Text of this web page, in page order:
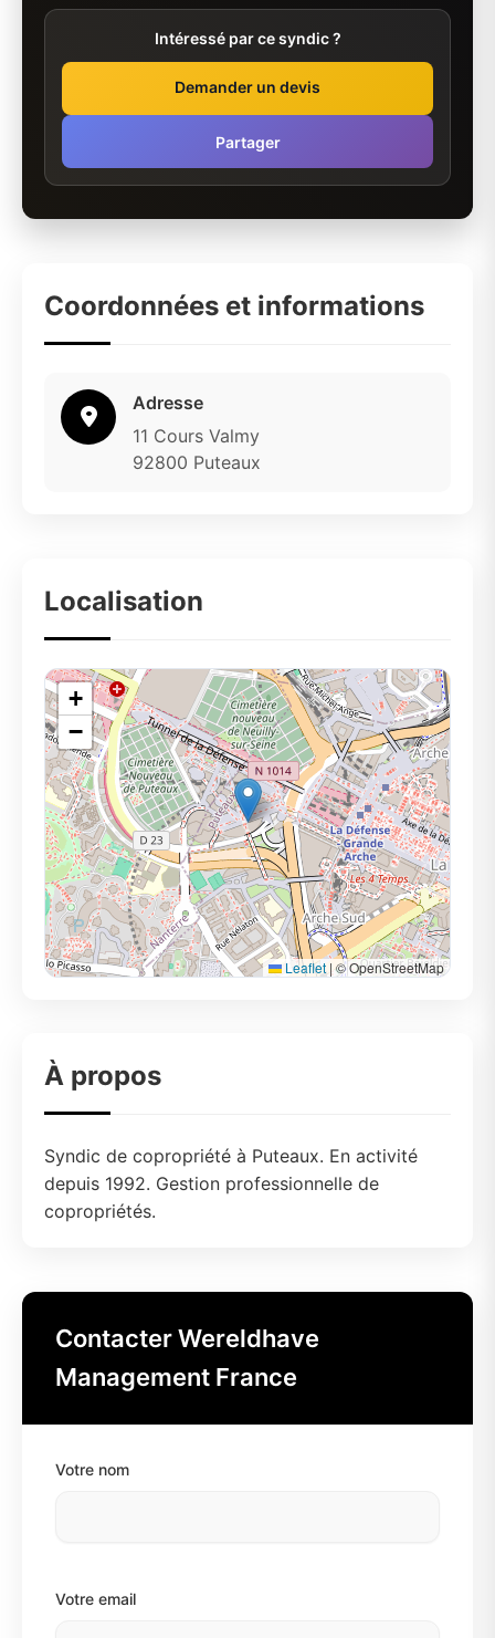
Intéressé par ce syndic ?
Demander un devis
Partager
Coordonnées et informations
Adresse
11 Cours Valmy
92800 Puteaux
Localisation
+
−
Leaflet |© OpenStreetMap
À propos
Syndic de copropriété à Puteaux. En activité
depuis 1992. Gestion professionnelle de
copropriétés.
Contacter Wereldhave
Management France
Votre nom
Votre email